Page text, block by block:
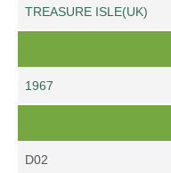
TREASURE ISLE(UK)
1967
D02